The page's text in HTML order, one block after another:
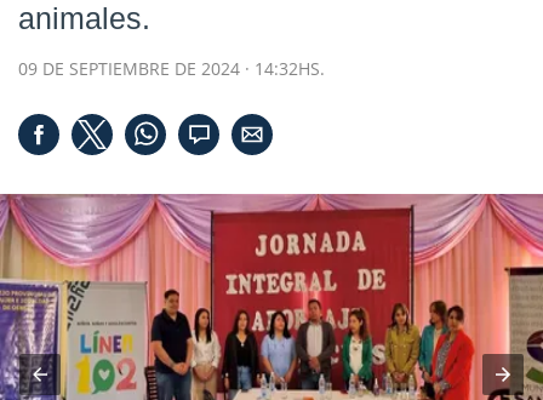
animales.
09 DE SEPTIEMBRE DE 2024 · 14:32HS.